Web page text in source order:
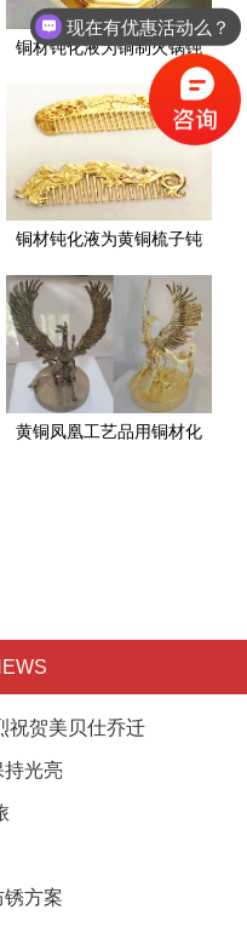
铜材钝化液为铜制火锅钝
铜材钝化液为黄铜梳子钝
黄铜凤凰工艺品用铜材化
祝贺美贝仕乔迁
光亮
方案
现在有优惠活动么？